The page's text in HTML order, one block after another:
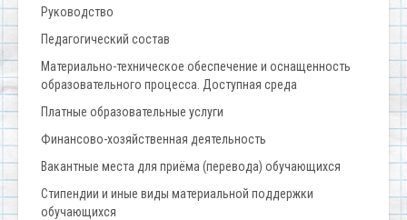
Руководство
Педагогический состав
Материально-техническое обеспечение и оснащенность
образовательного процесса. Доступная среда
Платные образовательные услуги
Финансово-хозяйственная деятельность
Вакантные места для приёма (перевода) обучающихся
Стипендии и иные виды материальной поддержки
обучающихся